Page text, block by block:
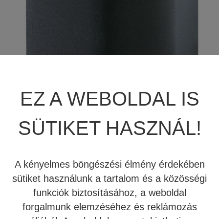
222.600 Ft
A Revel S12 kifejezetten a Concerta családba illeszthető,
falra szerelhető háttérsugárzó. A felhasználás és
REVEL
MARK LEVINSON
STEWART FILMSCREEN
MADVR
MERIDIAN
BEÉPÍTHETŐ HANGSZÓRÓ
CD LEJÁTSZÓ
EZ A WEBOLDAL IS
SÜTIKET HASZNÁL!
A kényelmes böngészési élmény érdekében
sütiket használunk a tartalom és a közösségi
funkciók biztosításához, a weboldal
forgalmunk elemzéséhez és reklámozás